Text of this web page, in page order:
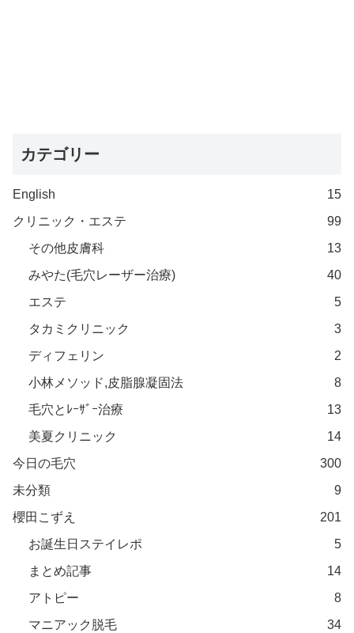
カテゴリー
English
15
クリニック・エステ
99
その他皮膚科
13
みやた(毛穴レーザー治療)
40
エステ
5
タカミクリニック
3
ディフェリン
2
小林メソッド,皮脂腺凝固法
8
毛穴とﾚｰｻﾞｰ治療
13
美夏クリニック
14
今日の毛穴
300
未分類
9
櫻田こずえ
201
お誕生日ステイレポ
5
まとめ記事
14
アトピー
8
マニアック脱毛
34